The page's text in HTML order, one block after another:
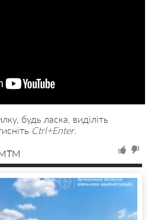
будь ласка, виділіть
Ctrl+Enter.